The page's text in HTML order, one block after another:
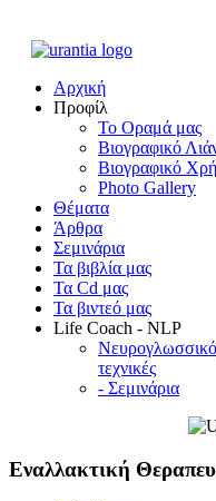
Αρχική
Προφίλ
Το Οραμά μας
Βιογραφικό
Βιογραφικό
Photo Gallery
Θέματα
Άρθρα
Σεμινάρια
Τα βιβλία μας
Τα Cd μας
Τα βιντεό μας
Life Coach - NLP
τεχνικές
- Σεμινάρια
Εναλλακτική